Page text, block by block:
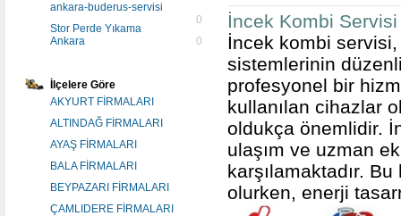
ankara-buderus-servisi
0
Stor Perde Yıkama
Ankara
0
İlçelere Göre
AKYURT FİRMALARI
ALTINDAĞ FİRMALARI
AYAŞ FİRMALARI
BALA FİRMALARI
BEYPAZARI FİRMALARI
ÇAMLIDERE FİRMALARI
İncek Kombi Servisi
İncek kombi
sistemlerinin
profesyonel bir
kullanılan cihazlar
oldukça önemlidir.
ulaşım ve uzman
karşılamaktadır.
olurken, enerji